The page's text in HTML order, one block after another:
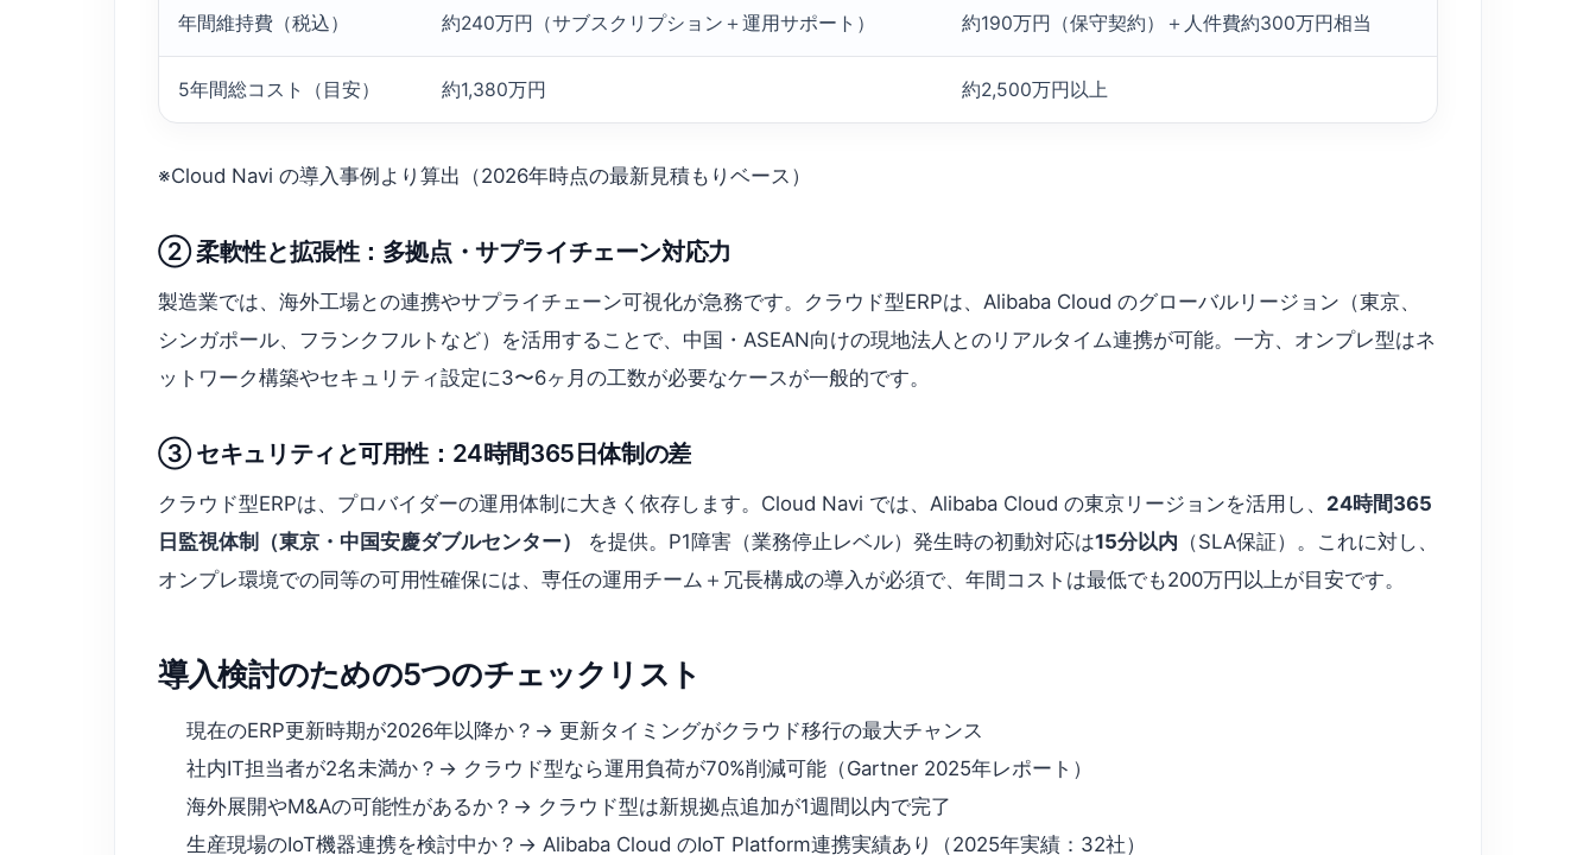
年間維持費（税込） 約240万円（サブスクリプション＋運用サポート） 約190万円（保守契約）＋人件費約300万円相当
5年間総コスト（目安） 約1,380万円 約2,500万円以上
※Cloud Navi の導入事例より算出（2026年時点の最新見積もりベース）
② 柔軟性と拡張性：多拠点・サプライチェーン対応力
製造業では、海外工場との連携やサプライチェーン可視化が急務です。クラウド型ERPは、Alibaba Cloud のグローバルリージョン（東京、
シンガポール、フランクフルトなど）を活用することで、中国・ASEAN向けの現地法人とのリアルタイム連携が可能。一方、オンプレ型はネ
ットワーク構築やセキュリティ設定に3〜6ヶ月の工数が必要なケースが一般的です。
③ セキュリティと可用性：24時間365日体制の差
クラウド型ERPは、プロバイダーの運用体制に大きく依存します。Cloud Navi では、Alibaba Cloud の東京リージョンを活用し、 24時間365
日監視体制（東京・中国安慶ダブルセンター）
を提供。P1障害（業務停止レベル）発生時の初動対応は15分以内 （SLA保証）。これに対し、
オンプレ環境での同等の可用性確保には、専任の運用チーム＋冗長構成の導入が必須で、年間コストは最低でも200万円以上が目安です。
導入検討のための5つのチェックリスト
現在のERP更新時期が2026年以降か？→ 更新タイミングがクラウド移行の最大チャンス
社内IT担当者が2名未満か？→ クラウド型なら運用負荷が70%削減可能（Gartner 2025年レポート）
海外展開やM&Aの可能性があるか？→ クラウド型は新規拠点追加が1週間以内で完了
生産現場のIoT機器連携を検討中か？→ Alibaba Cloud のIoT Platform連携実績あり（2025年実績：32社）